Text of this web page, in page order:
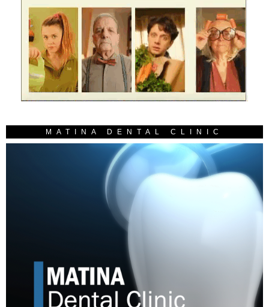
MATINA DENTAL CLINIC